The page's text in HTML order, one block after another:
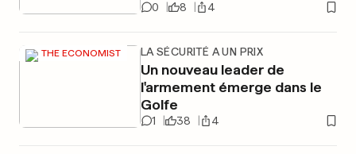
0 8 4
THE ECONOMIST LA SÉCURITÉ A UN PRIX
Un nouveau leader de
l'armement émerge dans le
Golfe
1 38 4